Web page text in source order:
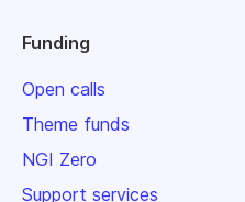
Funding
Open calls
Theme funds
NGI Zero
Support services